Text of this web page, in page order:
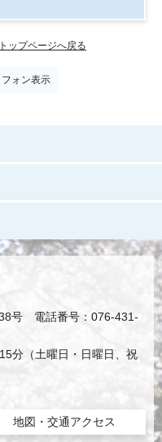
トップページへ戻る
ォン表示
号 電話番号：076-431-
分（土曜日・日曜日、祝
地図・交通アクセス